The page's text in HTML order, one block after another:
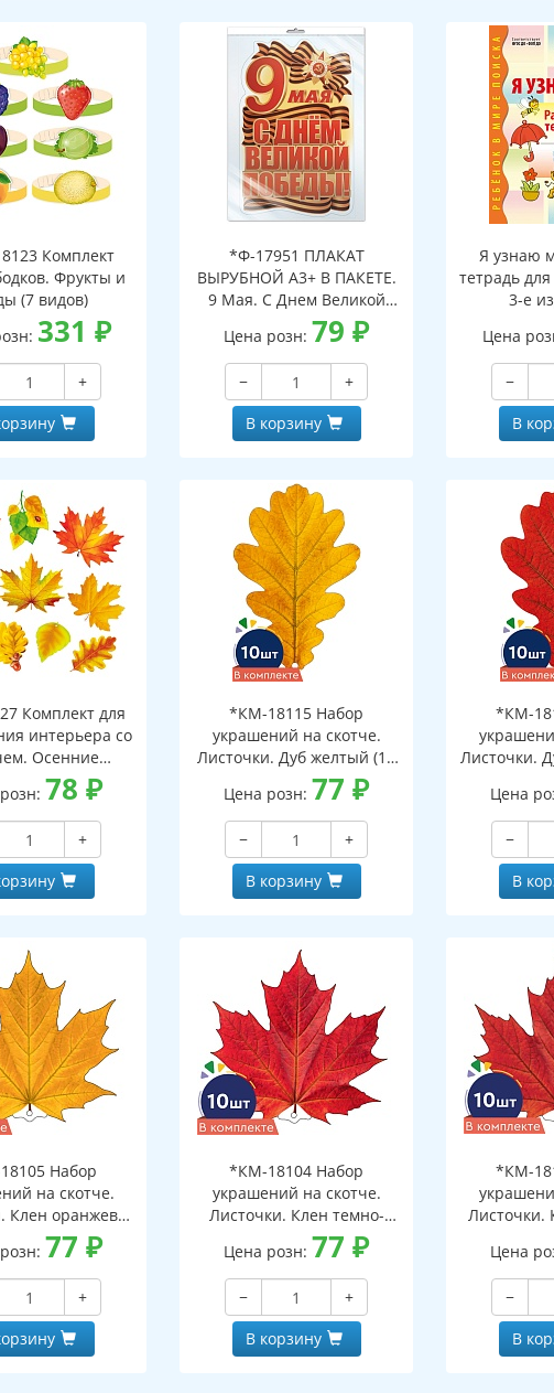
Комплект
Фрукты и
(7 видов)
331 ₽
+
*Ф-17951 ПЛАКАТ
ВЫРУБНОЙ А3+ В ПАКЕТЕ.
9 Мая. С Днем Великой
Победы! (двухсторонний,
ВД-лак, в индивидуальной
упаковке, с европодвесом
и клеевым клапаном)
Цена розн: 79₽
−
+
В корзину
Я узнаю
тетрадь
3-е
Цена
−
В
Комплект для
интерьера со
Осенние
1 (10 видов)
78₽
+
*КМ-18115 Набор
украшений на скотче.
Листочки. Дуб желтый (10
шт. в наборе,
двухсторонняя, ВД-лак)
Цена розн: 77₽
−
+
В корзину
*КМ-
Листочки.
шт.
Цена
−
В
Набор
на скотче.
Клен оранжево-
шт. в наборе,
ВД-лак)
77₽
+
*КМ-18104 Набор
украшений на скотче.
Листочки. Клен темно-
красный (10 шт. в наборе,
двухсторонняя, ВД-лак)
Цена розн: 77₽
−
+
В корзину
*КМ-
Листочки.
(10
Цена
−
В